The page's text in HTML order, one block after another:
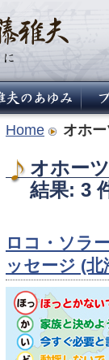
Home オホ
オホー
結果: 3
ロコ・ソラ
ッセージ (北